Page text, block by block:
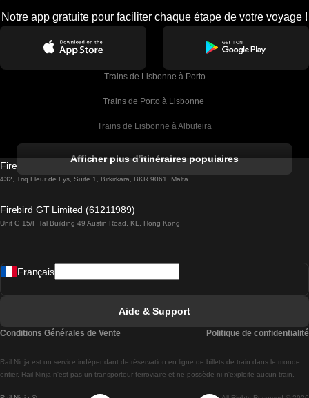
Notre app gratuite pour faciliter chaque étape de votre voyage !
Trains de Lisbonne à Porto
Trains de Porto à Lisbonne
Trains de Lisbonne à Albufeira
Trains de Lisbonne à Lagos
Trains de Lisbonne à Madrid
Trains de Lisbonne à Braga
Afficher plus d'itinéraires populaires
Firebird GT Limited (OC 1451)
432, Triq Fleur de Lys, Suite 1, Birkirkara, BKR 9061, Malta
Firebird GT Limited (61211989)
Unit G 15/F Tal Building 49 Austin Road, KL, Hong Kong
Rail.Ninja est un service indépendant de réservation en ligne de billets de train dans le monde
entier. Rail Ninja n'est pas un transporteur ferroviaire et ne possède ni n'exploite aucun train.
Français
Aide & Support
Conditions Générales de Vente Politique de confidentialité